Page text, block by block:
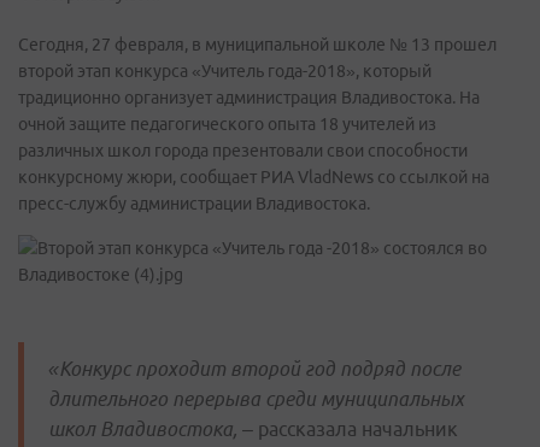
Сегодня, 27 февраля, в муниципальной школе № 13 прошел
второй этап конкурса «Учитель года-2018», который
традиционно организует администрация Владивостока. На
очной защите педагогического опыта 18 учителей из
различных школ города презентовали свои способности
конкурсному жюри, сообщает РИА VladNews со ссылкой на
пресс-службу администрации Владивостока.
«Конкурс проходит второй год подряд после
длительного перерыва среди муниципальных
школ Владивостока, – рассказала начальник